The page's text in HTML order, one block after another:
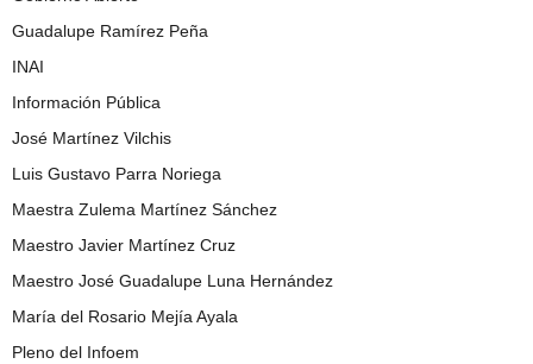
Guadalupe Ramírez Peña
INAI
Información Pública
José Martínez Vilchis
Luis Gustavo Parra Noriega
Maestra Zulema Martínez Sánchez
Maestro Javier Martínez Cruz
Maestro José Guadalupe Luna Hernández
María del Rosario Mejía Ayala
Pleno del Infoem